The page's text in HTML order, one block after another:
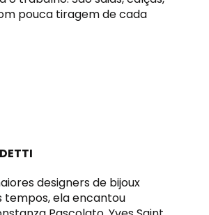
pouca tiragem de cada
designers de bijoux
tempos, ela encantou